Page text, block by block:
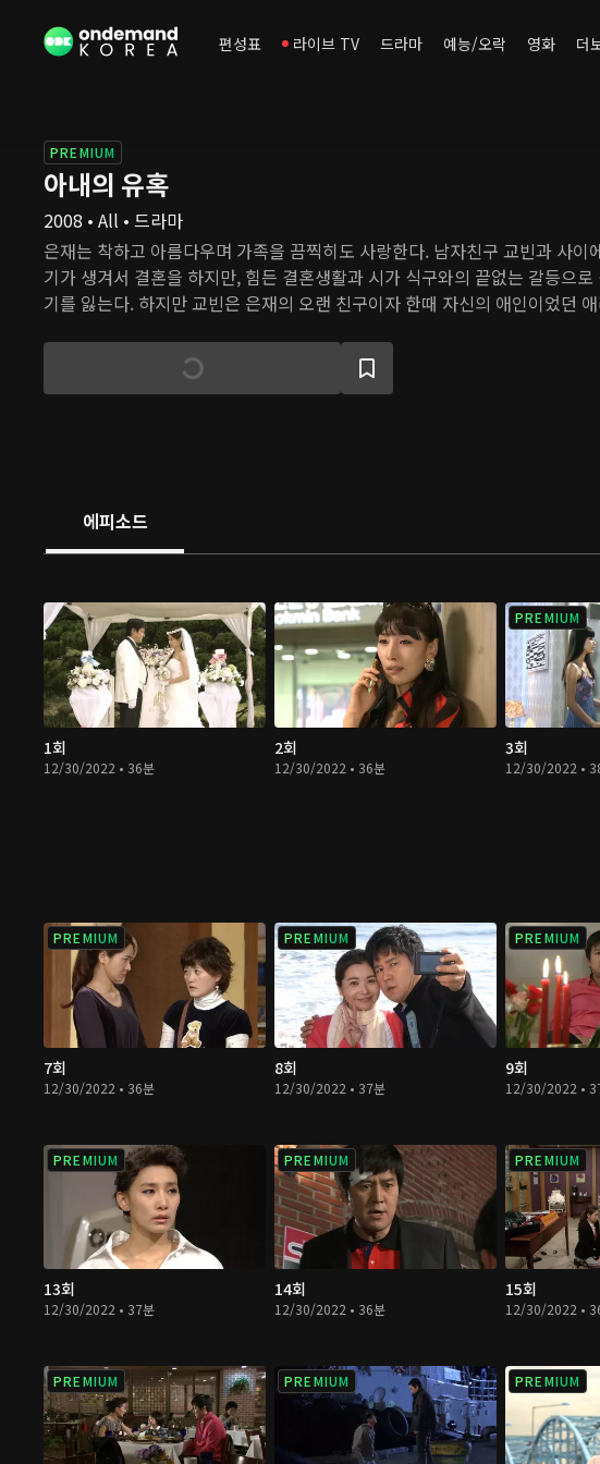
편성표 라이브 TV 드라마 예능/오락 영화 더
PREMIUM
아내의 유혹
2008 • All • 드라마
은재는 착하고 아름다우며 가족을 끔찍히도 사랑한다. 남자친구 교빈과 사이
기가 생겨서 결혼을 하지만, 힘든 결혼생활과 시가 식구와의 끝없는 갈등으로
기를 잃는다. 하지만 교빈은 은재의 오랜 친구이자 한때 자신의 애인이었던
에게 모두 배신당하고 사고로 만신창이가 된 은재는 민현주 사장의 도움으로
건지고 새 신분을 얻는다. 이제 민 사장의 딸 소희가 된 은재는 교빈과 애리, 교
에피소드
1회
12/30/2022 • 36분
2회
12/30/2022 • 36분
PREMIUM
3회
12/30/2022 •
PREMIUM
7회
12/30/2022 • 36분
PREMIUM
8회
12/30/2022 • 37분
PREMIUM
9회
12/30/2022 •
PREMIUM
13회
12/30/2022 • 37분
PREMIUM
14회
12/30/2022 • 36분
PREMIUM
15회
12/30/2022 •
PREMIUM PREMIUM PREMIUM